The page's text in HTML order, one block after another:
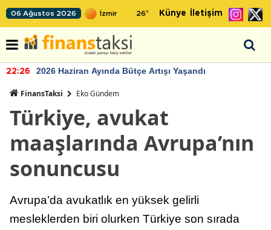
06 Ağustos 2026 26° Künye İletişim
22:26 2026 Haziran Ayında Bütçe Artışı Yaşandı
FinansTaksi Eko Gündem
Türkiye, avukat
maaşlarında Avrupa’nın
sonuncusu
Avrupa’da avukatlık en yüksek gelirli
mesleklerden biri olurken Türkiye son sırada